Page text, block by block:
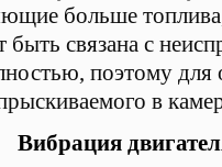
больше
быть связана с
поэтому
в
Вибрация